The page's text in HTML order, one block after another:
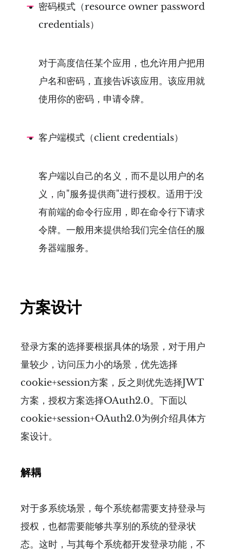
密码模式（resource owner password
credentials）
对于高度信任某个应用，也允许用户把用
户名和密码，直接告诉该应用。该应用就
使用你的密码，申请令牌。
客户端模式（client credentials）
客户端以自己的名义，而不是以用户的名
义，向"服务提供商"进行授权。适用于没
有前端的命令行应用，即在命令行下请求
令牌。一般用来提供给我们完全信任的服
务器端服务。
方案设计
登录方案的选择要根据具体的场景，对于用户
量较少，访问压力小的场景，优先选择
cookie+session方案，反之则优先选择JWT
方案，授权方案选择OAuth2.0。下面以
cookie+session+OAuth2.0为例介绍具体方
案设计。
解耦
对于多系统场景，每个系统都需要支持登录与
授权，也都需要能够共享别的系统的登录状
态。这时，与其每个系统都开发登录功能，不